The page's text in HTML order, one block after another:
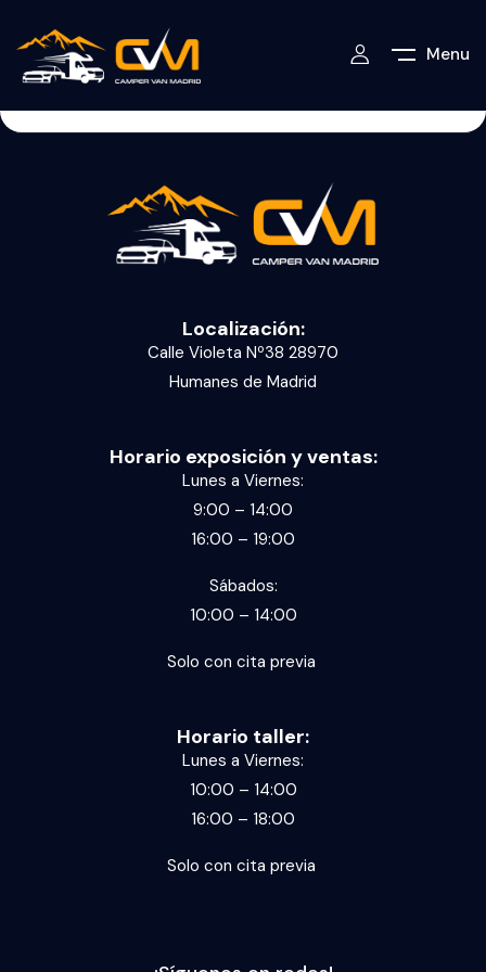
Menu
Localización:
Calle Violeta Nº38 28970
Humanes de Madrid
Horario exposición y ventas:
Lunes a Viernes:
9:00 – 14:00
16:00 – 19:00
Sábados:
10:00 – 14:00
Solo con cita previa
Horario taller:
Lunes a Viernes:
10:00 – 14:00
16:00 – 18:00
Solo con cita previa